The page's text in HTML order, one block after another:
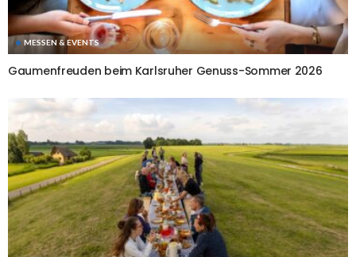
MESSEN & EVENTS
Gaumenfreuden beim Karlsruher Genuss-Sommer 2026